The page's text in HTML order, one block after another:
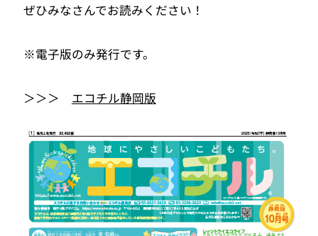
ぜひみなさんでお読みください！
※電子版のみ発行です。
＞＞＞ エコチル静岡版